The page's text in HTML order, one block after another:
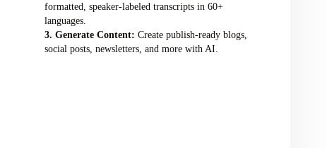
formatted, speaker-labeled transcripts in 60+
languages.
Generate Content: Create publish-ready blogs,
social posts, newsletters, and more with AI.